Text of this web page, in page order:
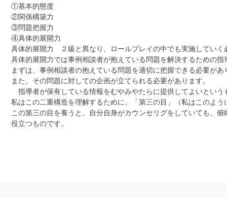
①基本的態度
②関係構築力
③問題把握力
④具体的展開力
具体的展開力 ２級と異なり、ロールプレイの中でも実施していく
具体的展開力では事例相談者が抱えている問題を解決するための
まずは、事例相談者の抱えている問題を適切に把握できる必要があ
また、その問題に対しての企画が立てられる必要があります。
指導者が保有している情報をむやみやたらに提供してよいという
私はこの二重構造を理解するために、「第三の目」（私はこのよ
この第三の目を養うと、自分自身がカウンセリグをしていても、
役立つものです。